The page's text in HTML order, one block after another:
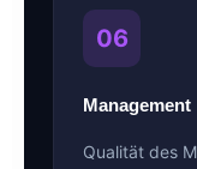
06
Management
Qualität des